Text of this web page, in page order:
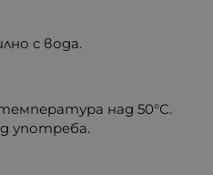
с вода.
над 50°С.
употреба.